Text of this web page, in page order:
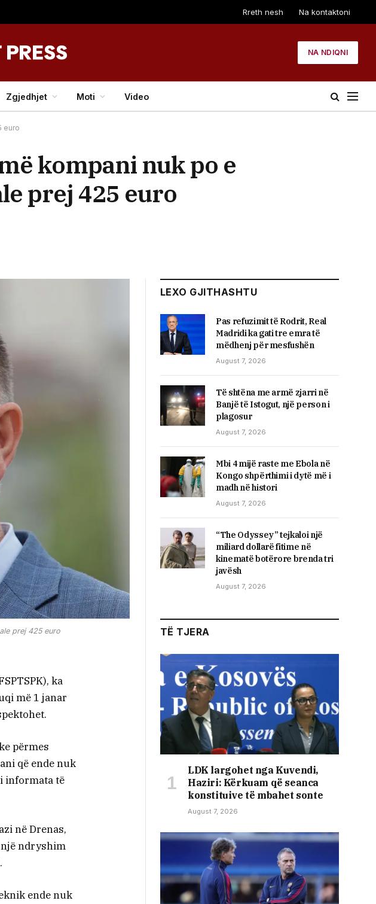
Rreth nesh Na kontaktoni
NA NDIQNI
Zgjedhjet Moti Video
euro
kompani nuk po e
prej 425 euro
prej 425 euro
ka
më 1 janar
përmes
që ende nuk
informata të
në Drenas,
ndryshim
ende nuk
LEXO GJITHASHTU
Pas refuzimit të Rodrit, Real
Madridi ka gati tre emra të
mëdhenj për mesfushën
August 7, 2026
Të shtëna me armë zjarri në
Banjë të Istogut, një person i
plagosur
August 7, 2026
Mbi 4 mijë raste me Ebola në
Kongo shpërthimi i dytë më i
madh në histori
August 7, 2026
“The Odyssey” tejkaloi një
miliard dollarë fitime në
kinematë botërore brenda tri
javësh
August 7, 2026
TË TJERA
LDK largohet nga Kuvendi,
Haziri: Kërkuam që seanca
konstituive të mbahet sonte
August 7, 2026